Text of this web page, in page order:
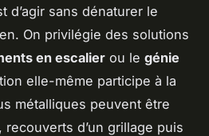
d’agir sans dénaturer le
On privilégie des solutions
en escalier ou le génie
elle-même participe à la
métalliques peuvent être
d’un grillage puis